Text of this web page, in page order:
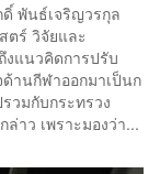
พันธ์เจริญวรกุล
ตร์ วิจัยและ
งแนวคิดการปรับ
านกีฬาออกมาเป็นก
วมกับกระทรวง
าว เพราะมองว่า...